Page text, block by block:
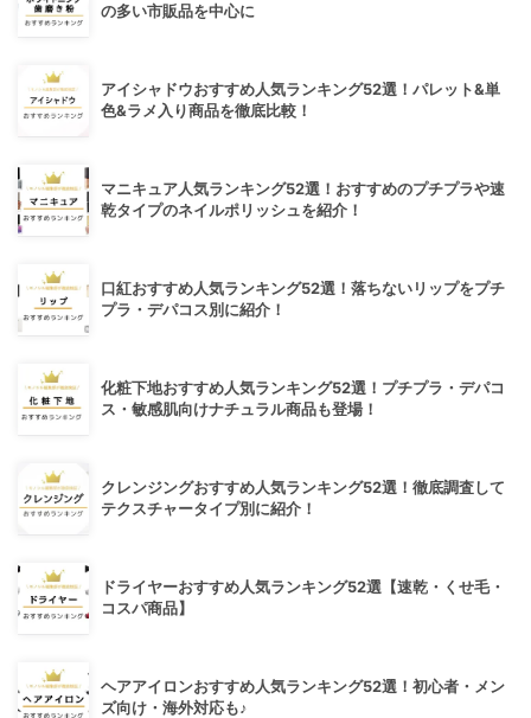
の多い市販品を中心に
アイシャドウおすすめ人気ランキング52選！パレット&単
色&ラメ入り商品を徹底比較！
マニキュア人気ランキング52選！おすすめのプチプラや速
乾タイプのネイルポリッシュを紹介！
口紅おすすめ人気ランキング52選！落ちないリップをプチ
プラ・デパコス別に紹介！
化粧下地おすすめ人気ランキング52選！プチプラ・デパコ
ス・敏感肌向けナチュラル商品も登場！
クレンジングおすすめ人気ランキング52選！徹底調査して
テクスチャータイプ別に紹介！
ドライヤーおすすめ人気ランキング52選【速乾・くせ毛・
コスパ商品】
ヘアアイロンおすすめ人気ランキング52選！初心者・メン
ズ向け・海外対応も♪